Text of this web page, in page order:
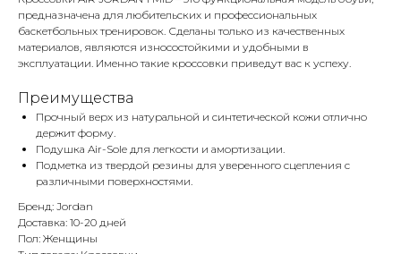
предназначена для любительских и профессиональных
баскетбольных тренировок. Сделаны только из качественных
материалов, являются износостойкими и удобными в
эксплуатации. Именно такие кроссовки приведут вас к успеху.
Преимущества
Прочный верх из натуральной и синтетической кожи отлично
держит форму.
Подушка Air-Sole для легкости и амортизации.
Подметка из твердой резины для уверенного сцепления с
различными поверхностями.
Бренд: Jordan
Доставка: 10-20 дней
Пол: Женщины